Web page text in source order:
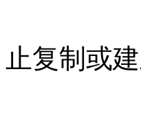
止复制或